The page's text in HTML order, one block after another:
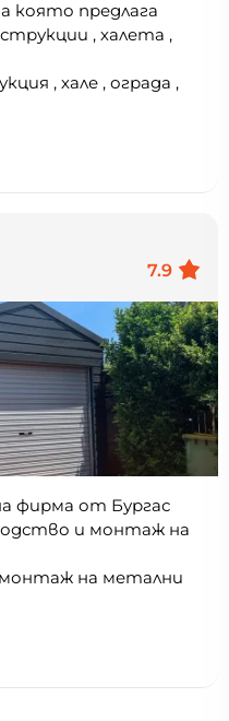
предлага
, халета ,
, хале , ограда ,
7.9
фирма от Бургас
и монтаж на
на метални